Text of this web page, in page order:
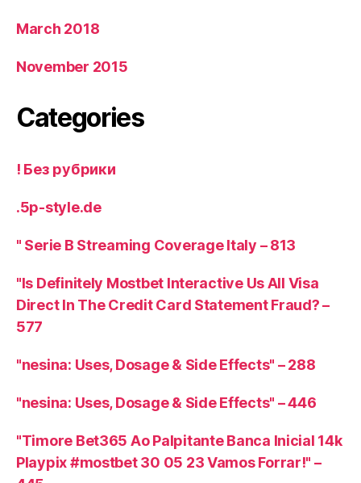
March 2018
November 2015
Categories
! Без рубрики
.5p-style.de
"️ Serie B Streaming Coverage Italy – 813
"Is Definitely Mostbet Interactive Us All Visa
Direct In The Credit Card Statement Fraud? –
577
"nesina: Uses, Dosage & Side Effects" – 288
"nesina: Uses, Dosage & Side Effects" – 446
"Timore Bet365 Ao Palpitante Banca Inicial 14k
Playpix #mostbet 30 05 23 Vamos Forrar!" –